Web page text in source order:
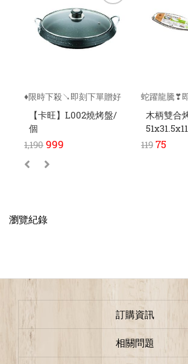
♦限時下殺↘即刻下單贈好
【卡旺】L002燒烤盤/
個
1,190 999
蛇躍龍騰❣
木柄雙合
119 75
瀏覽紀錄
訂購資訊
相關問題